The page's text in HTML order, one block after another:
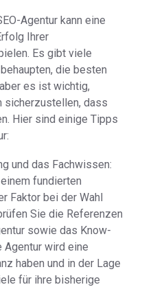
Agentur kann eine
Ihrer
Es gibt viele
die besten
es ist wichtig,
sicherzustellen, dass
Hier sind einige Tipps
und das Fachwissen:
fundierten
Faktor bei der Wahl
Sie die Referenzen
sowie das Know-
Agentur wird eine
haben und in der Lage
für ihre bisherige